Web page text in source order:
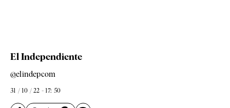
El Independiente
@elindepcom
31 / 10 / 22 - 17: 50